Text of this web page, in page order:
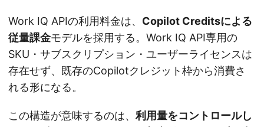
Work IQ APIの利用料金は、 Copilot Creditsによる
従量課金モデルを採用する。Work IQ API専用の
SKU・サブスクリプション・ユーザーライセンスは
存在せず、既存のCopilotクレジット枠から消費さ
れる形になる。
この構造が意味するのは、 利用量をコントロールし